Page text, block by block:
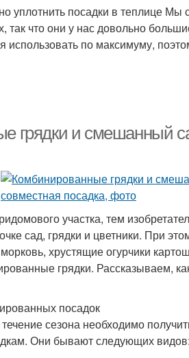
уплотнить посадки в теплице
так что они у нас довольно
использовать по максимуму,
грядки и смешанный
участка, тем
сад, грядки и цветники. При
морковь, хрустящие огурчики
грядки. Рассказываем,
посадок
сезона необходимо
Они бывают следующих видов: